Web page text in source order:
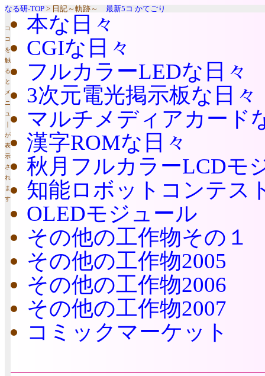
なる研-TOP > 日記～軌跡～ 最新5コ かてごり
コ
コ
を
触
る
と
メ
ニ
ュ
｜
が
表
示
さ
れ
ま
す
本な日々
CGIな日々
フルカラーLEDな日々
3次元電光掲示板な日々
マルチメディアカード
漢字ROMな日々
秋月フルカラーLCDモ
知能ロボットコンテス
OLEDモジュール
その他の工作物その１
その他の工作物2005
その他の工作物2006
その他の工作物2007
コミックマーケット